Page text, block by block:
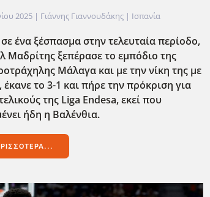
2025 | Γιάννης Γιαννουδάκης | Ισπανία
ένα ξέσπασμα στην τελευταία περίοδο,
Μαδρίτης ξεπέρασε το εμπόδιο της
Μάλαγα και με την νίκη της με
έκανε το 3-1 και πήρε την πρόκριση για
της Liga Endesa, εκεί που
ήδη η Βαλένθια.